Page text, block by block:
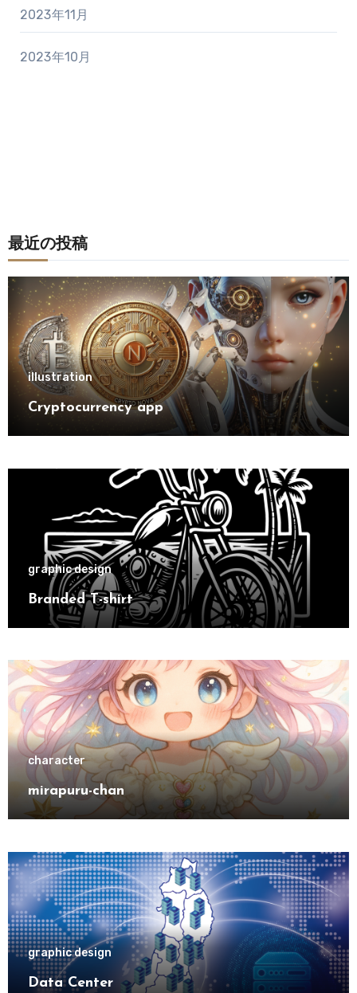
2023年11月
2023年10月
最近の投稿
illustration
Cryptocurrency app
graphic design
Branded T-shirt
character
mirapuru-chan
graphic design
Data Center